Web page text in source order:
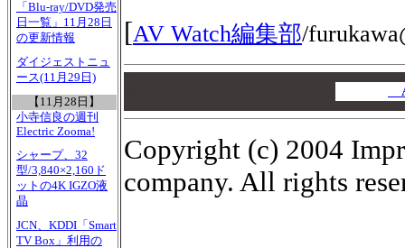
「Blu-ray/DVD発売
日一覧」11月28日
の更新情報
ダイジェストニュ
ース(11月29日)
【11月28日】
小寺信良の週刊
Electric Zooma!
シャープ、32
型/3,840×2,160ド
ットの4K IGZO液
晶
JCN、KDDI「Smart
TV Box」利用の
[AV Watch編集部/
Copyright (c) 2004
company. All rights